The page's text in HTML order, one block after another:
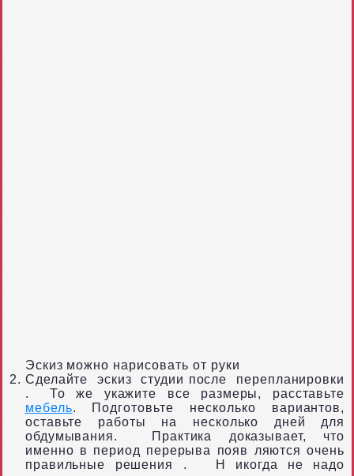
Эскиз можно нарисовать от руки
Сделайте
эскиз студии после
перепланировки
.
То
же укажите все размеры, расставьте
мебель. Подготовьте несколько вариантов,
оставьте работы на несколько дней для
обдумывания.
Практика доказывает, что
именно в период перерыва появ
ляются очень
правильные решения
. Н
икогда не надо